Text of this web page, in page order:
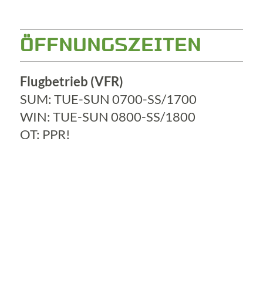
ÖFFNUNGSZEITEN
Flugbetrieb (VFR)
SUM: TUE-SUN 0700-SS/1700
WIN: TUE-SUN 0800-SS/1800
OT: PPR!